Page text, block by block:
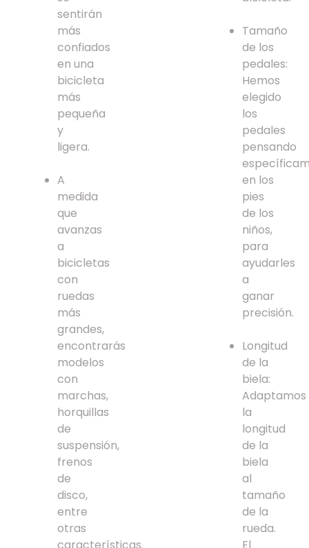
sentirán
más
confiados
en una
bicicleta
más
pequeña
y
ligera.
A
medida
que
avanzas
a
bicicletas
con
ruedas
más
grandes,
encontrarás
modelos
con
marchas,
horquillas
de
suspensión,
frenos
de
disco,
entre
otras
Tamaño
de los
pedales:
Hemos
elegido
los
pedales
pensando
en los
pies
de los
niños,
para
ayudarles
a
ganar
precisión.
Longitud
de la
biela:
Adaptamos
la
longitud
de la
biela
al
tamaño
de la
rueda.